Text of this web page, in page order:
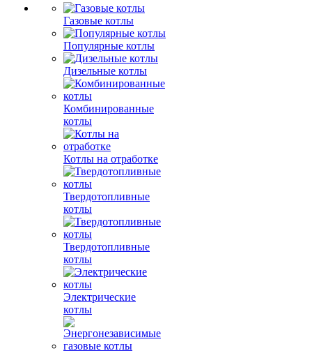
Газовые котлы
Популярные котлы
Дизельные котлы
Комбинированные
котлы
Котлы на отработке
Твердотопливные
котлы
Твердотопливные
котлы
Электрические
котлы